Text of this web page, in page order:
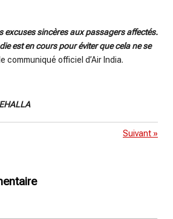
excuses sincères aux passagers affectés.
est en cours pour éviter que cela ne se
communiqué officiel d’Air India.
Suivant »